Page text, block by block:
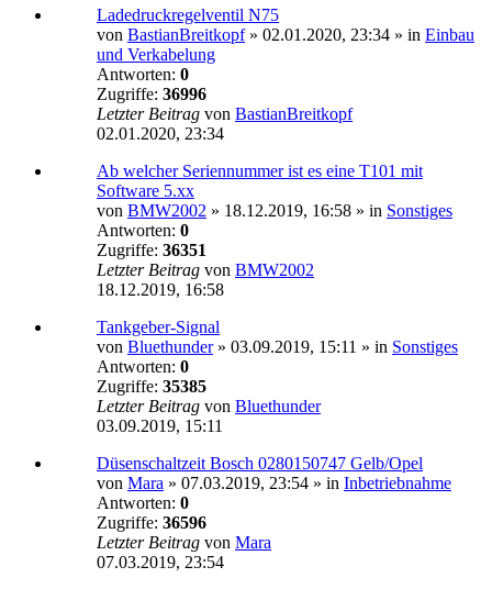
Ladedruckregelventil N75
von BastianBreitkopf» 02.01.2020, 23:34 » in Einbau
und Verkabelung
Antworten: 0
Zugriffe: 36996
Letzter Beitrag von BastianBreitkopf
02.01.2020, 23:34
Ab welcher Seriennummer ist es eine T101 mit
Software 5.xx
von BMW2002 » 18.12.2019, 16:58 » in Sonstiges
Antworten: 0
Zugriffe: 36351
Letzter Beitrag von BMW2002
18.12.2019, 16:58
Tankgeber-Signal
von Bluethunder» 03.09.2019, 15:11 » in Sonstiges
Antworten: 0
Zugriffe: 35385
Letzter Beitrag von Bluethunder
03.09.2019, 15:11
Düsenschaltzeit Bosch 0280150747 Gelb/Opel
von Mara » 07.03.2019, 23:54 » in Inbetriebnahme
Antworten: 0
Zugriffe: 36596
Letzter Beitrag von Mara
07.03.2019, 23:54